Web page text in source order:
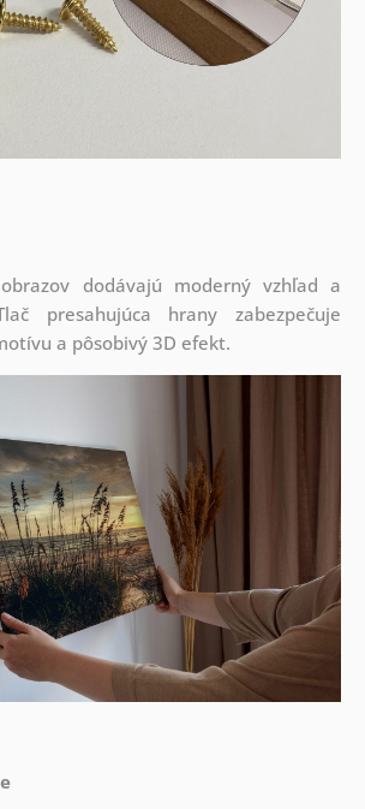
dodávajú moderný vzhľad a
presahujúca hrany zabezpečuje
a pôsobivý 3D efekt.